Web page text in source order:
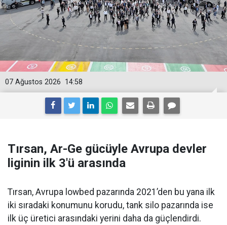
14:58
07 Ağustos 2026
Tırsan, Ar-Ge gücüyle Avrupa devler
liginin ilk 3'ü arasında
Tırsan, Avrupa lowbed pazarında 2021’den bu yana ilk
iki sıradaki konumunu korudu, tank silo pazarında ise
ilk üç üretici arasındaki yerini daha da güçlen­dirdi.